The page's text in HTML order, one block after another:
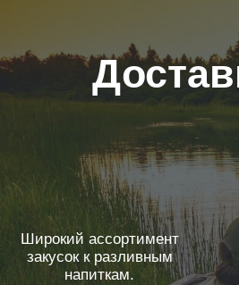
Широкий ассортимент
закусок к разливным
напиткам.